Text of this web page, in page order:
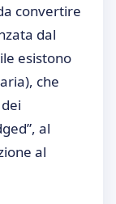
convertire
dal
esistono
che
al
al